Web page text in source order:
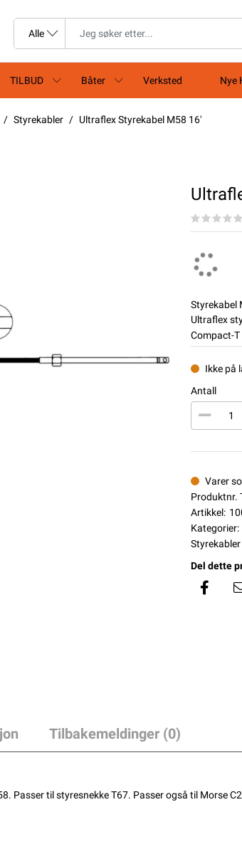
TILBUD Båter Verksted Nye
Styrekabler Ultraflex Styrekabel M58 16'
Styrekabel
Ultraflex
Compact-T
Ikke på
Antall
Varer
Produktnr.
Artikkel:
Kategorier:
Styrekabler
Del dette
Tilbakemeldinger (0)
Passer til styresnekke T67. Passer også til Morse